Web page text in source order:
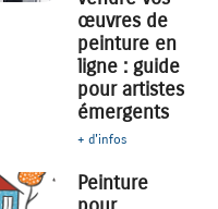
œuvres de
peinture en
ligne : guide
pour artistes
émergents
+ d'infos
Peinture